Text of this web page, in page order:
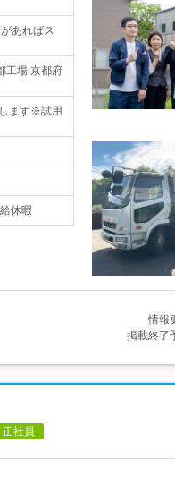
あればス
工場 京都府
ます※試用
休暇
情報
掲載終了
正社員